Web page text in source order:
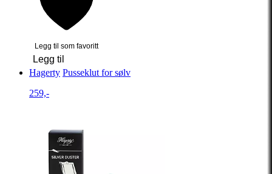
Legg til som favoritt
Legg til
Hagerty Pusseklut for sølv
259,-